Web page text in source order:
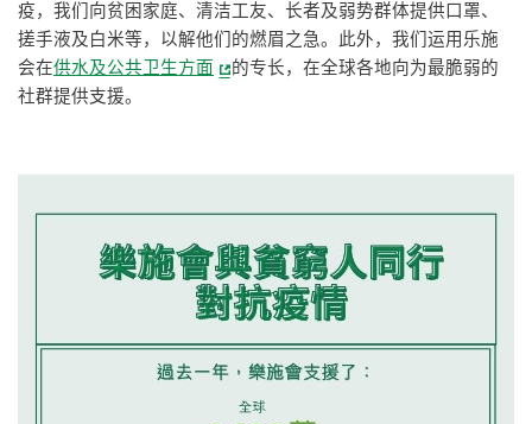
疫，我们向贫困家庭、清洁工友、长者及弱势群体提供口罩、
搓手液及白米等，以解他们的燃眉之急。此外，我们运用乐施
会在供水及公共卫生方面
的专长，在全球各地向为最脆弱的
社群提供支援。